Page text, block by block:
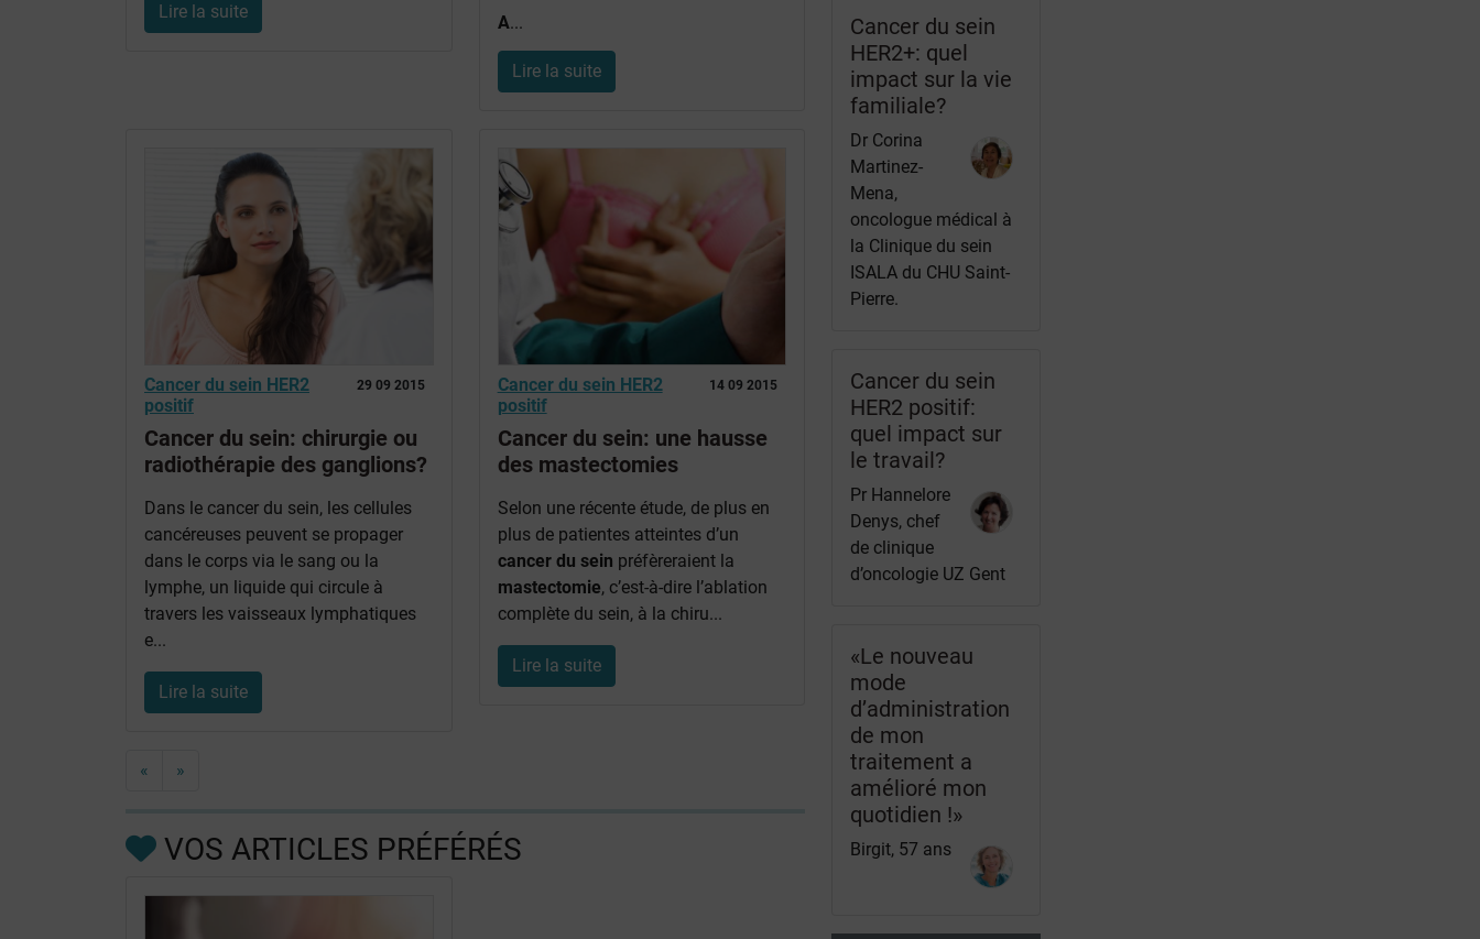
Lire la suite
A...
Lire la suite
29 09 2015
Cancer du sein HER2
positif
Cancer du sein: chirurgie ou
radiothérapie des ganglions?
Dans le cancer du sein, les cellules
cancéreuses peuvent se propager
dans le corps via le sang ou la
lymphe, un liquide qui circule à
travers les vaisseaux lymphatiques
e...
Lire la suite
14 09 2015
Cancer du sein HER2
positif
Cancer du sein: une hausse
des mastectomies
Selon une récente étude, de plus en
plus de patientes atteintes d’un
cancer du sein préfèreraient la
mastectomie, c’est-à-dire l’ablation
complète du sein, à la chiru...
Lire la suite
« »
VOS ARTICLES PRÉFÉRÉS
Cancer du sein
HER2+: quel
impact sur la vie
familiale?
Dr Corina
Martinez-
Mena,
oncologue médical à
la Clinique du sein
ISALA du CHU Saint-
Pierre.
Cancer du sein
HER2 positif:
quel impact sur
le travail?
Pr Hannelore
Denys, chef
de clinique
d’oncologie UZ Gent
«Le nouveau
mode
d’administration
de mon
traitement a
amélioré mon
quotidien !»
Birgit, 57 ans